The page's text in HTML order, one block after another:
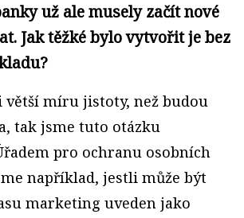
už ale musely začít nové
Jak těžké bylo vytvořit je bez
větší míru jistoty, než budou
tak jsme tuto otázku
pro ochranu osobních
například, jestli může být
marketing uveden jako